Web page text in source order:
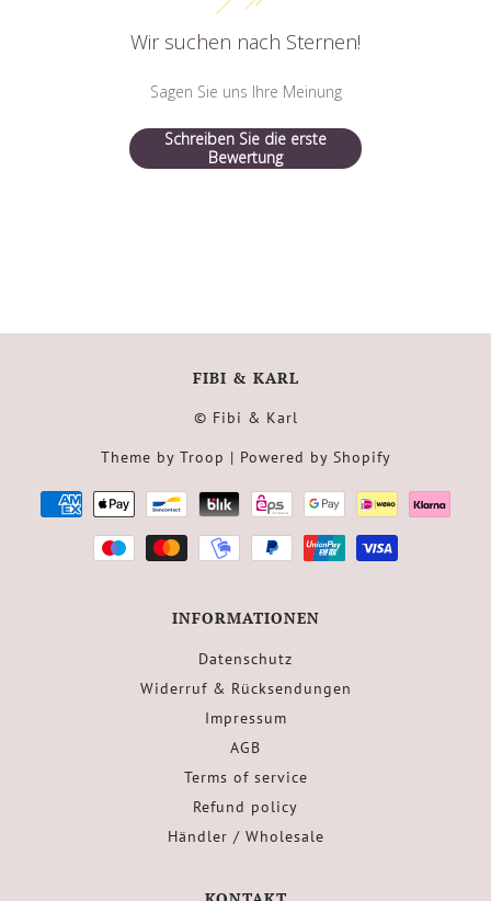
Wir suchen nach Sternen!
Sagen Sie uns Ihre Meinung
Schreiben Sie die erste
Bewertung
FIBI & KARL
© Fibi & Karl
Theme by Troop | Powered by Shopify
INFORMATIONEN
Datenschutz
Widerruf & Rücksendungen
Impressum
AGB
Terms of service
Refund policy
Händler / Wholesale